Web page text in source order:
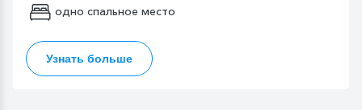
одно спальное место
Узнать больше